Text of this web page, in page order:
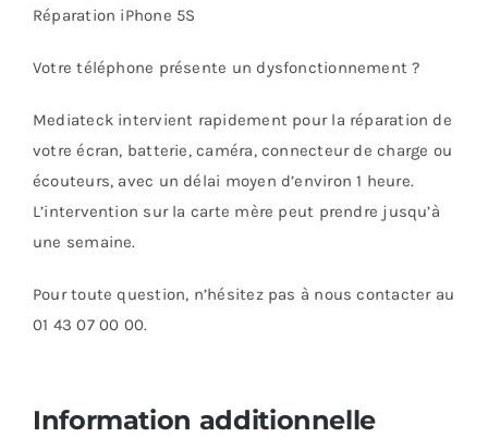
Réparation iPhone 5S
Votre téléphone présente un dysfonctionnement ?
Mediateck intervient rapidement pour la réparation de
votre écran, batterie, caméra, connecteur de charge ou
écouteurs, avec un délai moyen d’environ 1 heure.
L’intervention sur la carte mère peut prendre jusqu’à
une semaine.
Pour toute question, n’hésitez pas à nous contacter au
01 43 07 00 00.
Information additionnelle